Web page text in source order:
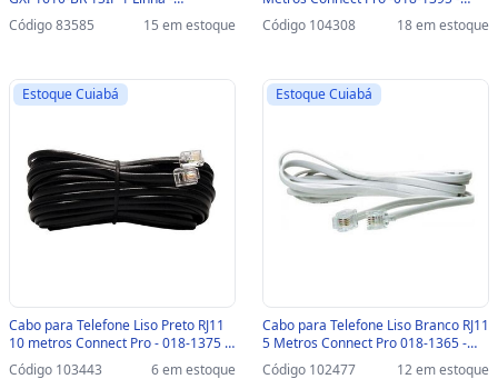
GXP1610-BR
Código 83585 15 em estoque
018-1395
Código 104308 18 em estoque
Estoque Cuiabá
Cabo para Telefone Liso Preto RJ11
10 metros Connect Pro - 018-1375 -
018-1375
Código 103443 6 em estoque
Estoque Cuiabá
Cabo para Telefone Liso Branco RJ11
5 Metros Connect Pro 018-1365 -
018-1365
Código 102477 12 em estoque